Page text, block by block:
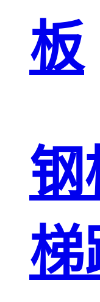
板
钢
梯